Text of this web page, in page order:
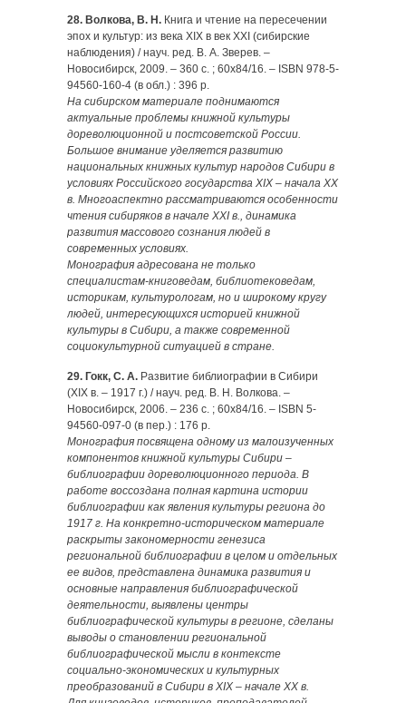
28. Волкова, В. Н. Книга и чтение на пересечении
эпох и культур: из века XIX в век ХХI (сибирские
наблюдения) / науч. ред. В. А. Зверев. –
Новосибирск, 2009. – 360 с. ; 60х84/16. – ISBN 978-5-
94560-160-4 (в обл.) : 396 р.
На сибирском материале поднимаются
актуальные проблемы книжной культуры
дореволюционной и постсоветской России.
Большое внимание уделяется развитию
национальных книжных культур народов Сибири в
условиях Российского государства XIX – начала XX
в. Многоаспектно рассматриваются особенности
чтения сибиряков в начале XXI в., динамика
развития массового сознания людей в
современных условиях.
Монография адресована не только
специалистам-книговедам, библиотековедам,
историкам, культурологам, но и широкому кругу
людей, интересующихся историей книжной
культуры в Сибири, а также современной
социокультурной ситуацией в стране.
29. Гокк, С. А. Развитие библиографии в Сибири
(XIX в. – 1917 г.) / науч. ред. В. Н. Волкова. –
Новосибирск, 2006. – 236 с. ; 60х84/16. – ISBN 5-
94560-097-0 (в пер.) : 176 р.
Монография посвящена одному из малоизученных
компонентов книжной культуры Сибири –
библиографии дореволюционного периода. В
работе воссоздана полная картина истории
библиографии как явления культуры региона до
1917 г. На конкретно-истори­ческом материале
раскрыты закономерности генезиса
региональной библиографии в целом и отдельных
ее видов, представлена динамика развития и
основные направления библиографической
деятельности, выявлены центры
библиографической культуры в регионе, сделаны
выводы о становлении региональной
библиографической мысли в контексте
социально-экономических и культурных
преобразований в Сибири в XIX – начале ХХ в.